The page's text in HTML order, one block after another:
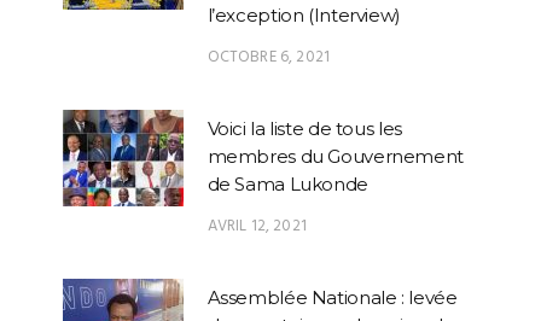
l’exception (Interview)
OCTOBRE 6, 2021
Voici la liste de tous les
membres du Gouvernement
de Sama Lukonde
AVRIL 12, 2021
Assemblée Nationale : levée